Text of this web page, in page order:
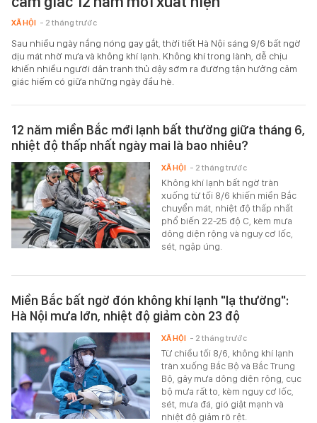
XÃ HỘI - 2 tháng trước
Sau nhiều ngày nắng nóng gay gắt, thời tiết Hà Nội sáng 9/6 bất ngờ
dịu mát nhờ mưa và không khí lạnh. Không khí trong lành, dễ chịu
khiến nhiều người dân tranh thủ dậy sớm ra đường tận hưởng cảm
giác hiếm có giữa những ngày đầu hè.
12 năm miền Bắc mới lạnh bất thường giữa tháng 6,
nhiệt độ thấp nhất ngày mai là bao nhiêu?
Không khí lạnh bất ngờ tràn
xuống từ tối 8/6 khiến miền Bắc
chuyển mát, nhiệt độ thấp nhất
phổ biến 22-25 độ C, kèm mưa
dông diện rộng và nguy cơ lốc,
sét, ngập úng.
XÃ HỘI - 2 tháng trước
Miền Bắc bất ngờ đón không khí lạnh "lạ thường":
Hà Nội mưa lớn, nhiệt độ giảm còn 23 độ
Từ chiều tối 8/6, không khí lạnh
tràn xuống Bắc Bộ và Bắc Trung
Bộ, gây mưa dông diện rộng, cục
bộ mưa rất to, kèm nguy cơ lốc,
sét, mưa đá, gió giật mạnh và
nhiệt độ giảm rõ rệt.
XÃ HỘI - 2 tháng trước